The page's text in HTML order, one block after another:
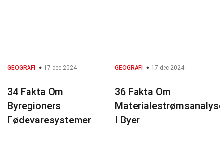
GEOGRAFI 17 dec 2024
34 Fakta Om
Byregioners
Fødevaresystemer
GEOGRAFI 17 dec 2024
36 Fakta Om
I Byer